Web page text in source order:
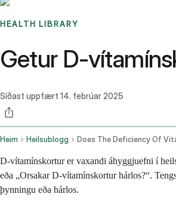
HEALTH LIBRARY
Getur D-
Síðast uppfært 14. febrúar 2025
Heim Heilsublogg
D-vítamínskortur er vaxandi áhyggjuefni í
eða „Orsakar D-vítamínskortur hárlos?“.
þynningu eða hárlos.